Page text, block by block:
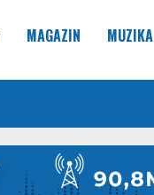
MAGAZIN MUZIKA